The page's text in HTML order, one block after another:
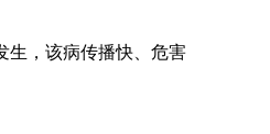
生，该病传播快、危害